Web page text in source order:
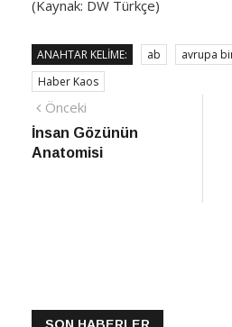
(Kaynak: DW Türkçe)
ANAHTAR KELIME: ab avrupa
Haber Kaos
Yazı
gezinmesi
Önceki
haber
İnsan Gözünün
Anatomisi